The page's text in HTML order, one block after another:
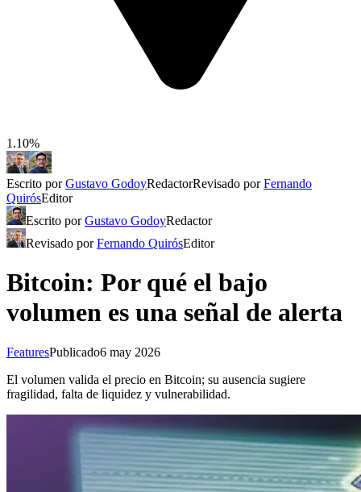
1.10%
Escrito porGustavo GodoyRedactorRevisado porFernando
QuirósEditor
Escrito porGustavo GodoyRedactor
Revisado porFernando QuirósEditor
Bitcoin: Por qué el bajo
volumen es una señal de alerta
FeaturesPublicado6 may 2026
El volumen valida el precio en Bitcoin; su ausencia sugiere
fragilidad, falta de liquidez y vulnerabilidad.